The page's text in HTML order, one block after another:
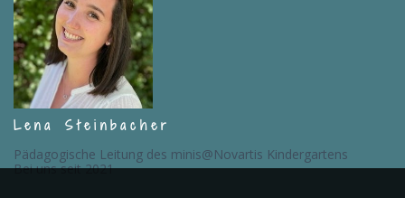
Lena Steinbacher
Pädagogische Leitung des minis@Novartis Kindergartens
Bei uns seit 2021